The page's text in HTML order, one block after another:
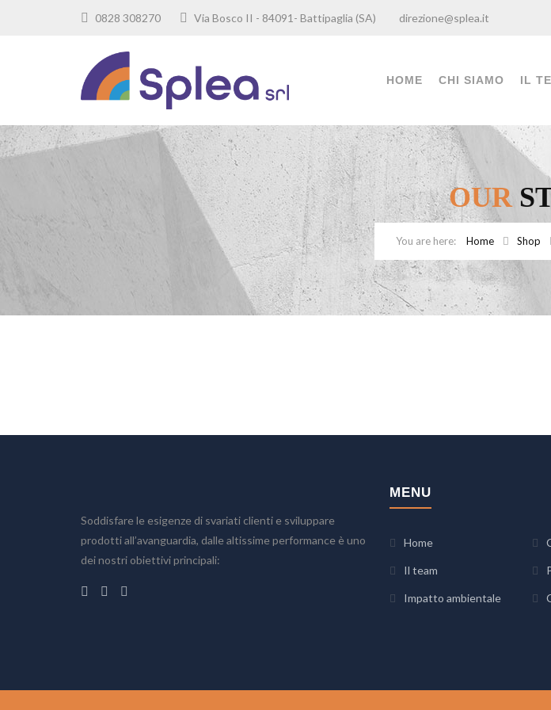
0828 308270 Via Bosco II - 84091- Battipaglia (SA) direzione@splea.it
HOME CHI SIAMO IL
OUR
Home Shop
Soddisfare le esigenze di svariati clienti e sviluppare
prodotti all’avanguardia, dalle altissime performance è uno
dei nostri obiettivi principali:
MENU
Home
Il team
Impatto ambientale